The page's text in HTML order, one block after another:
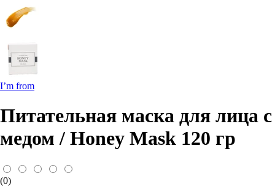
I’m from
Питательная маска для лица с
медом / Honey Mask 120 гр
(0)